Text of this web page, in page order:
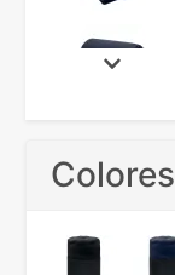
Colores